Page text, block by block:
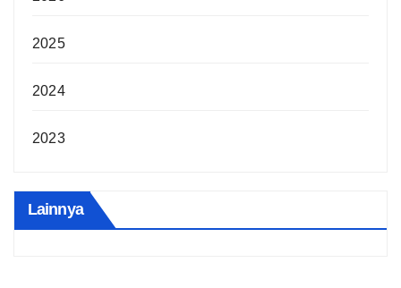
2025
2024
2023
Lainnya